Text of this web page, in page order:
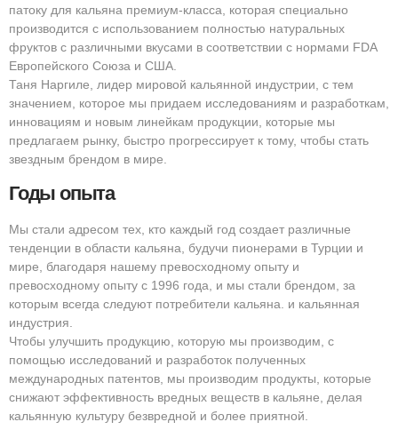
патоку для кальяна премиум-класса, которая специально
производится с использованием полностью натуральных
фруктов с различными вкусами в соответствии с нормами FDA
Европейского Союза и США.
Таня Наргиле, лидер мировой кальянной индустрии, с тем
значением, которое мы придаем исследованиям и разработкам,
инновациям и новым линейкам продукции, которые мы
предлагаем рынку, быстро прогрессирует к тому, чтобы стать
звездным брендом в мире.
Годы опыта
Мы стали адресом тех, кто каждый год создает различные
тенденции в области кальяна, будучи пионерами в Турции и
мире, благодаря нашему превосходному опыту и
превосходному опыту с 1996 года, и мы стали брендом, за
которым всегда следуют потребители кальяна. и кальянная
индустрия.
Чтобы улучшить продукцию, которую мы производим, с
помощью исследований и разработок полученных
международных патентов, мы производим продукты, которые
снижают эффективность вредных веществ в кальяне, делая
кальянную культуру безвредной и более приятной.